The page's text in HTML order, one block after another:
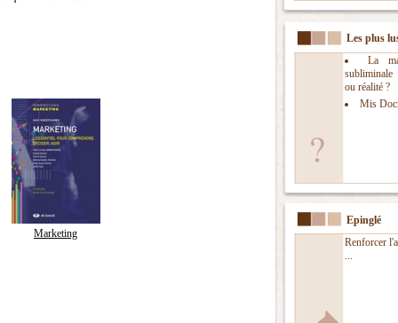
Les plus
La
ou réalité ?
Mis
Epinglé
Renforcer
...
Marketing